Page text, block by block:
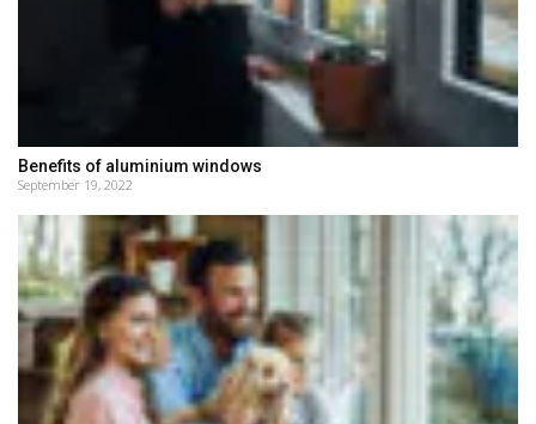
Benefits of aluminium windows
September 19, 2022